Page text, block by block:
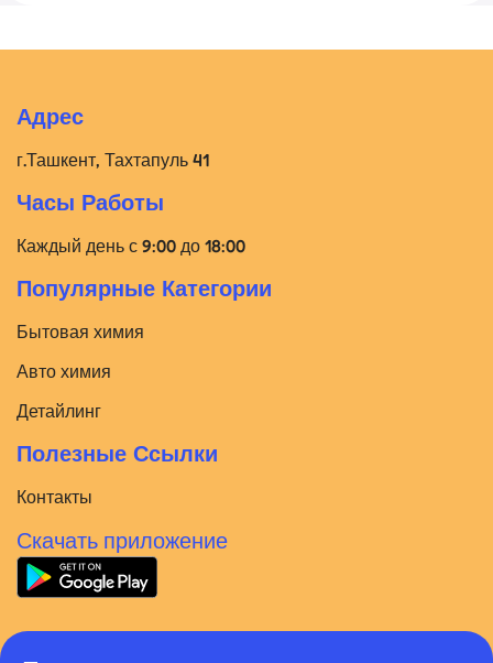
Адрес
г.Ташкент, Тахтапуль 41
Часы Работы
Каждый день с 9:00 до 18:00
Популярные Категории
Бытовая химия
Авто химия
Детайлинг
Полезные Ссылки
Контакты
Скачать приложение